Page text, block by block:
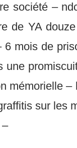
société –
de YA
6 mois de
une
mémorielle
sur les